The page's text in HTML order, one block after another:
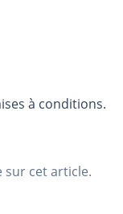
à conditions.
sur cet article.